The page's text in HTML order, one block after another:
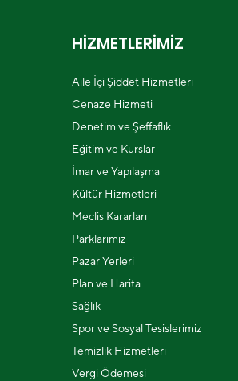
HİZMETLERİMİZ
Aile İçi Şiddet Hizmetleri
Cenaze Hizmeti
Denetim ve Şeffaflık
Eğitim ve Kurslar
İmar ve Yapılaşma
Kültür Hizmetleri
Meclis Kararları
Parklarımız
Pazar Yerleri
Plan ve Harita
Sağlık
Spor ve Sosyal Tesislerimiz
Temizlik Hizmetleri
Vergi Ödemesi